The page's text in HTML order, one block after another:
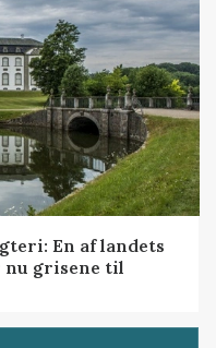
En af landets
nu grisene til